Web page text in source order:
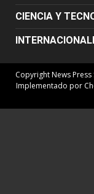
CIENCIA Y
Copyright News
Implementado por